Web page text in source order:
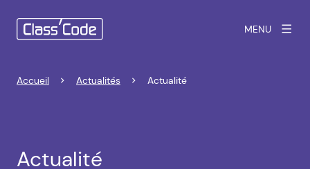
MENU
Accueil Actualités Actualité
Actualité